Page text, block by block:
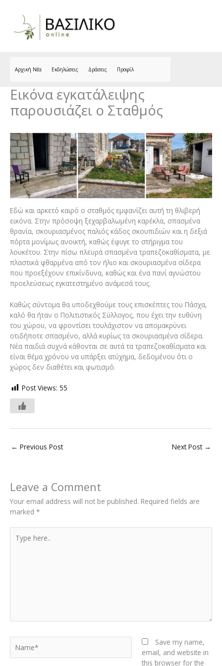
Αρχική Νέα Εκδηλώσεις Δράσεις Προφίλ
Εικόνα εγκατάλειψης
παρουσιάζει ο Σταθμός
Εδώ και αρκετό καιρό ο σταθμός εμφανίζει αυτή τη θλιβερή
εικόνα. Στην πρόσοψη ξεχαρβαλωμένη καρέκλα, σπασμένα
θρανία, σκουριασμένος παλιός κάδος σκουπιδιών και η δεξιά
πόρτα μονίμως ανοικτή, καθώς έφυγε το στήριγμα του
λουκέτου. Στην πίσω πλευρά σπασμένα τραπεζοκαθίσματα, με
πλαστικά φθαρμένα από τον ήλιο και σκουριασμένα σίδερα
που προεξέχουν επικίνδυνα, καθώς και ένα πανί αγνώστου
προελεύσεως εγκατεστημένο ανάμεσά τους.
Καθώς σύντομα θα υποδεχθούμε τους επισκέπτες του Πάσχα,
καλό θα ήταν ο Πολιτιστικός Σύλλογος, που έχει την ευθύνη
του χώρου, να φροντίσει τουλάχιστον να απομακρύνει
οτιδήποτε σπασμένο, αλλά κυρίως τα σκουριασμένα σίδερα.
Νέα παιδιά συχνά κάθονται σε αυτά τα τραπεζοκαθίσματα και
είναι θέμα χρόνου να υπάρξει ατύχημα, δεδομένου ότι ο
χώρος δεν διαθέτει και φωτισμό.
Post Views: 55
← Previous Post Next Post →
Leave a Comment
Your email address will not be published. Required fields are
marked *
here..
Save my name,
email, and website in
this browser for the